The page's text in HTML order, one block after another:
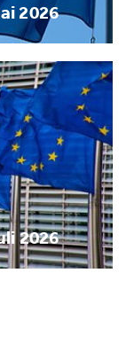
2026
2026